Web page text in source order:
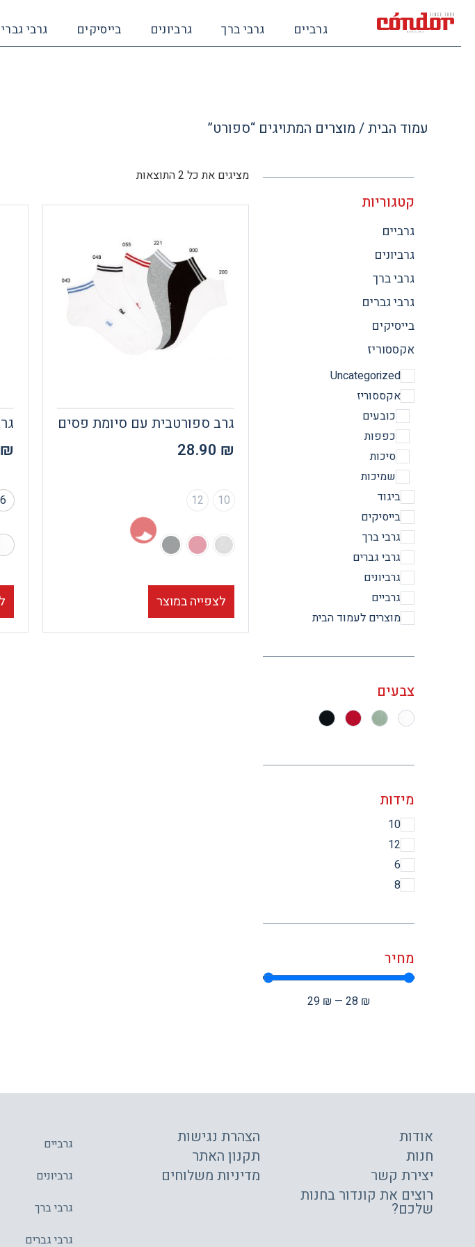
גרביים גרבי ברך גרביונים בייסיקים גרבי
עמוד הבית/ מוצרים המתויגים “ספורט”
קטגוריות
גרביים
גרביונים
גרבי ברך
גרבי גברים
בייסיקים
אקססוריז
Uncategorized
אקססוריז
כובעים
כפפות
סיכות
שמיכות
ביגוד
בייסיקים
גרבי ברך
גרבי גברים
גרביונים
גרביים
מוצרים לעמוד הבית
צבעים
מידות
10
12
6
8
מחיר
₪
28
—
₪
29
מציגים את כל ⁦2⁩ התוצאות
גרב ספורטבית עם סיומת פסים
28.90 ₪
10
12
לצפייה במוצר
₪
6
אודות
חנות
יצירת קשר
רוצים את קונדור בחנות
שלכם?
הצהרת נגישות
תקנון האתר
מדיניות משלוחים
גרביים
גרביונים
גרבי ברך
גרבי גברים